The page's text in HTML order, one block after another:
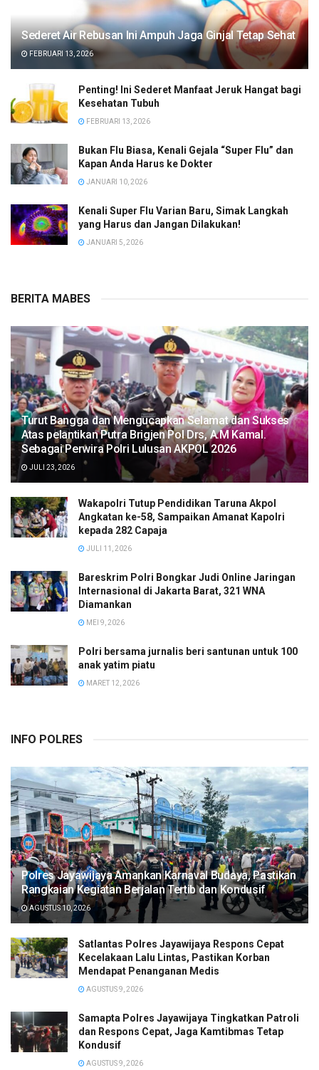
Sederet Air Rebusan Ini Ampuh Jaga Ginjal Tetap Sehat
FEBRUARI 13, 2026
Penting! Ini Sederet Manfaat Jeruk Hangat bagi
Kesehatan Tubuh
FEBRUARI 13, 2026
Bukan Flu Biasa, Kenali Gejala “Super Flu” dan
Kapan Anda Harus ke Dokter
JANUARI 10, 2026
Kenali Super Flu Varian Baru, Simak Langkah
yang Harus dan Jangan Dilakukan!
JANUARI 5, 2026
BERITA MABES
Turut Bangga dan Mengucapkan Selamat dan Sukses
Atas pelantikan Putra Brigjen Pol Drs, A.M Kamal.
Sebagai Perwira Polri Lulusan AKPOL 2026
JULI 23, 2026
Wakapolri Tutup Pendidikan Taruna Akpol
Angkatan ke-58, Sampaikan Amanat Kapolri
kepada 282 Capaja
JULI 11, 2026
Bareskrim Polri Bongkar Judi Online Jaringan
Internasional di Jakarta Barat, 321 WNA
Diamankan
MEI 9, 2026
Polri bersama jurnalis beri santunan untuk 100
anak yatim piatu
MARET 12, 2026
INFO POLRES
Polres Jayawijaya Amankan Karnaval Budaya, Pastikan
Rangkaian Kegiatan Berjalan Tertib dan Kondusif
AGUSTUS 10, 2026
Satlantas Polres Jayawijaya Respons Cepat
Kecelakaan Lalu Lintas, Pastikan Korban
Mendapat Penanganan Medis
AGUSTUS 9, 2026
Samapta Polres Jayawijaya Tingkatkan Patroli
dan Respons Cepat, Jaga Kamtibmas Tetap
Kondusif
AGUSTUS 9, 2026